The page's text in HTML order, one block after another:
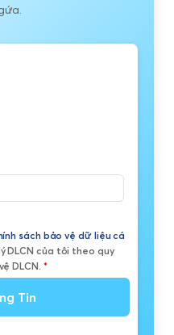
sách bảo vệ dữ liệu cá
DLCN của tôi theo quy
DLCN. *
Tin